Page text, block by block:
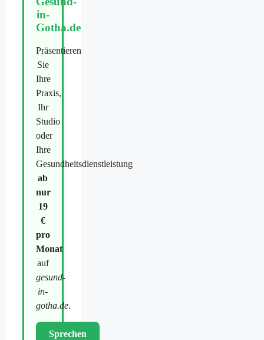
in-
Gotha.de
Präsentieren
Sie
Ihre
Praxis,
Ihr
Studio
oder
Ihre
Gesundheitsdienstleistung
ab
nur
19
€
pro
Monat
auf
gesund-
in-
gotha.de.
Sprechen